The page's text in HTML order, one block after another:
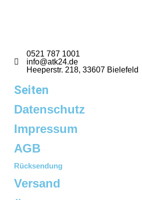
0521 787 1001
info@atk24.de
Heeperstr. 218, 33607 Bielefeld
Seiten
Datenschutz
Impressum
AGB
Rücksendung
Versand